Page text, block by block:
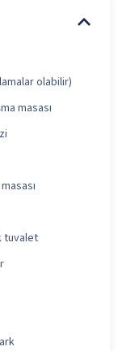
olabilir)
masası
tuvalet